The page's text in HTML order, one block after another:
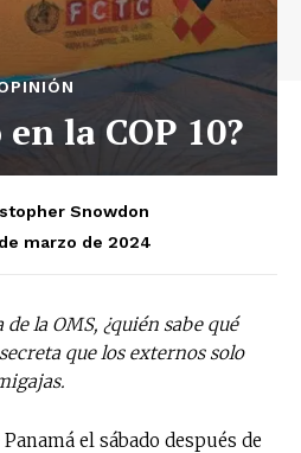
la COP 10?
Snowdon
marzo de 2024
la OMS, ¿quién sabe qué
que los externos solo
el sábado después de